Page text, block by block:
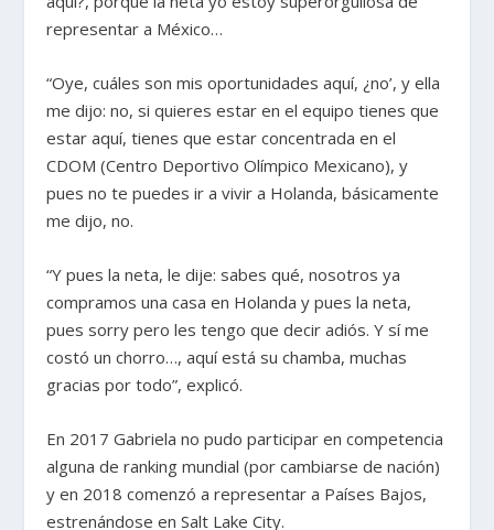
representar a México…
“Oye, cuáles son mis oportunidades aquí, ¿no’, y ella
me dijo: no, si quieres estar en el equipo tienes que
estar aquí, tienes que estar concentrada en el
CDOM (Centro Deportivo Olímpico Mexicano), y
pues no te puedes ir a vivir a Holanda, básicamente
me dijo, no.
“Y pues la neta, le dije: sabes qué, nosotros ya
compramos una casa en Holanda y pues la neta,
pues sorry pero les tengo que decir adiós. Y sí me
costó un chorro…, aquí está su chamba, muchas
gracias por todo”, explicó.
En 2017 Gabriela no pudo participar en competencia
alguna de ranking mundial (por cambiarse de nación)
y en 2018 comenzó a representar a Países Bajos,
estrenándose en Salt Lake City.